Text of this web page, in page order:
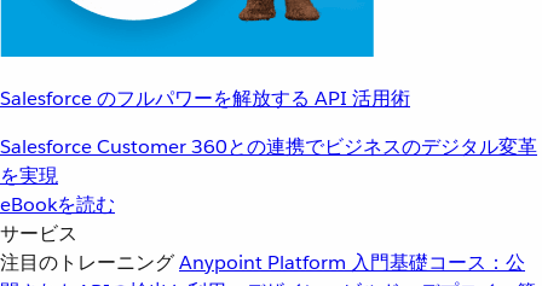
Salesforce のフルパワーを解放する API 活用術
Salesforce Customer 360との連携でビジネスのデジタル変革
を実現
eBookを読む
サービス
注目のトレーニングAnypoint Platform 入門基礎コース：公